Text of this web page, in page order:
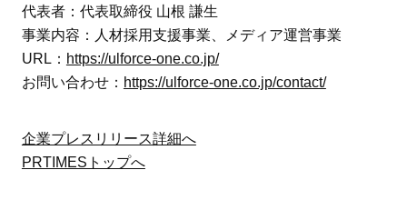
代表者：代表取締役 山根 謙生
事業内容：人材採用支援事業、メディア運営事業
URL： https://ulforce-one.co.jp/
お問い合わせ： https://ulforce-one.co.jp/contact/
企業プレスリリース詳細へ
PRTIMESトップへ